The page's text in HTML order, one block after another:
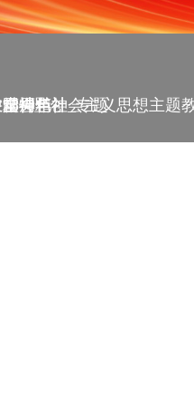
周年
会精神_专题
--理论
神
特色社会主义思想主题